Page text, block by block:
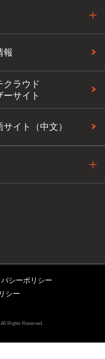
報
クラウド
ーサイト
イト（中文）
シーポリシー
シー
Rights Reserved.